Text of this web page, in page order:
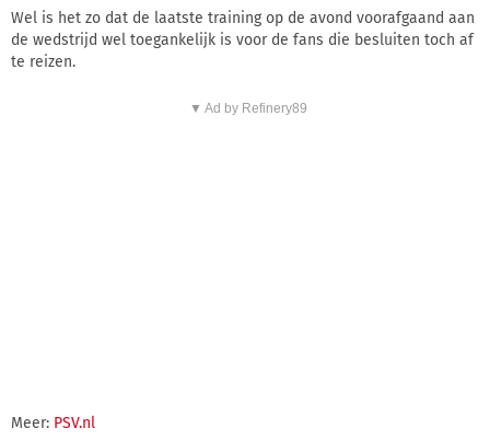
Wel is het zo dat de laatste training op de avond voorafgaand aan
de wedstrijd wel toegankelijk is voor de fans die besluiten toch af
te reizen.
▼ Ad by Refinery89
Meer: PSV.nl